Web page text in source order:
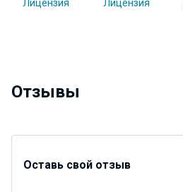
Отзывы
Оставь свой отзыв